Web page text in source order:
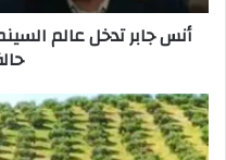
بفيلم
'بوليس
أنس جابر تدخل عالم
قضية
هنشير
الشعال